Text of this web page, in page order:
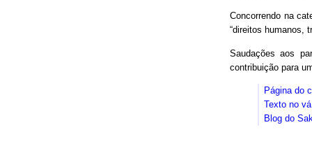
Concorrendo na
“direitos humanos,
Saudações aos
contribuição para
Página do
Texto no
Blog do